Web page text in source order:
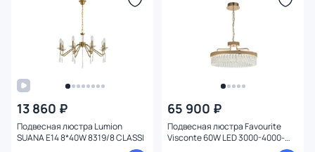
13 860 ₽
Подвесная люстра Lumion
SUANA E14 8*40W 8319/8 CLASSI
65 900 ₽
Подвесная люстра Favourite
Visconte 60W LED 3000-4000-
Цвет свечения
Форма
Способ крепления